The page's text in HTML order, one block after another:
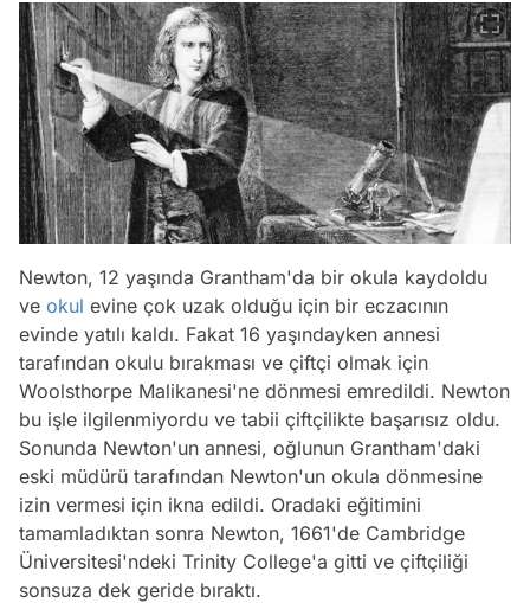
Newton, 12 yaşında Grantham'da bir okula kaydoldu
ve okul evine çok uzak olduğu için bir eczacının
evinde yatılı kaldı. Fakat 16 yaşındayken annesi
tarafından okulu bırakması ve çiftçi olmak için
Woolsthorpe Malikanesi'ne dönmesi emredildi. Newton
bu işle ilgilenmiyordu ve tabii çiftçilikte başarısız oldu.
Sonunda Newton'un annesi, oğlunun Grantham'daki
eski müdürü tarafından Newton'un okula dönmesine
izin vermesi için ikna edildi. Oradaki eğitimini
tamamladıktan sonra Newton, 1661'de Cambridge
Üniversitesi'ndeki Trinity College'a gitti ve çiftçiliği
sonsuza dek geride bıraktı.